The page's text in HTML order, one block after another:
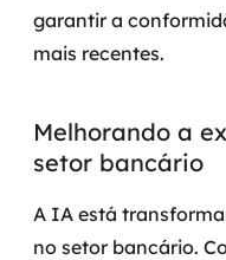
MSS
Simulação de Phishing
garantir a
mais recentes.
Melhorando a
setor bancário
A IA está
no setor bancário.